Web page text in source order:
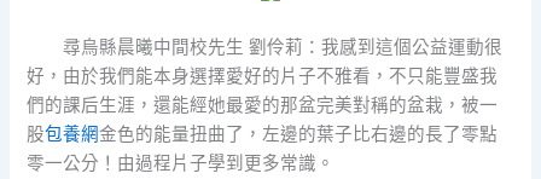
尋烏縣晨曦中間校先生 劉伶莉：我感到這個公益運動很
好，由於我們能本身選擇愛好的片子不雅看，不只能豐盛我
們的課后生涯，還能經她最愛的那盆完美對稱的盆栽，被一
股包養網金色的能量扭曲了，左邊的葉子比右邊的長了零點
零一公分！由過程片子學到更多常識。